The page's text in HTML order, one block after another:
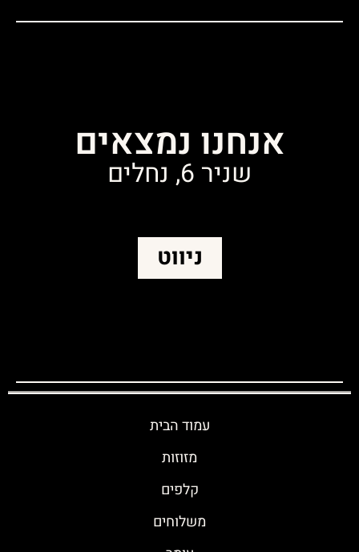
אנחנו נמצאים
שניר 6, נחלים
ניווט
עמוד הבית
מזוזות
קלפים
משלוחים